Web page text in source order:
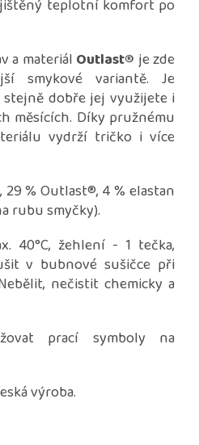
teplotní komfort po
a materiál Outlast® je zde
smykové variantě. Je
dobře jej využijete i
měsících. Díky pružnému
vydrží tričko i více
29 % Outlast®, 4 % elastan
rubu smyčky).
40°C, žehlení - 1 tečka,
v bubnové sušičce při
nečistit chemicky a
prací symboly na
výroba.